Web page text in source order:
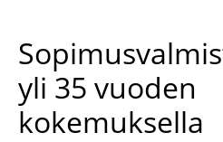
yli 35 vuoden
kokemuksella